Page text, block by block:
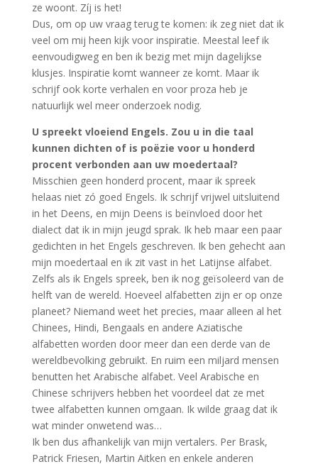
ze woont. Zíj is het!
Dus, om op uw vraag terug te komen: ik zeg niet dat ik
veel om mij heen kijk voor inspiratie. Meestal leef ik
eenvoudigweg en ben ik bezig met mijn dagelijkse
klusjes. Inspiratie komt wanneer ze komt. Maar ik
schrijf ook korte verhalen en voor proza heb je
natuurlijk wel meer onderzoek nodig.
U spreekt vloeiend Engels. Zou u in die taal
kunnen dichten of is poëzie voor u honderd
procent verbonden aan uw moedertaal?
Misschien geen honderd procent, maar ik spreek
helaas niet zó goed Engels. Ik schrijf vrijwel uitsluitend
in het Deens, en mijn Deens is beïnvloed door het
dialect dat ik in mijn jeugd sprak. Ik heb maar een paar
gedichten in het Engels geschreven. Ik ben gehecht aan
mijn moedertaal en ik zit vast in het Latijnse alfabet.
Zelfs als ik Engels spreek, ben ik nog geïsoleerd van de
helft van de wereld. Hoeveel alfabetten zijn er op onze
planeet? Niemand weet het precies, maar alleen al het
Chinees, Hindi, Bengaals en andere Aziatische
alfabetten worden door meer dan een derde van de
wereldbevolking gebruikt. En ruim een miljard mensen
benutten het Arabische alfabet. Veel Arabische en
Chinese schrijvers hebben het voordeel dat ze met
twee alfabetten kunnen omgaan. Ik wilde graag dat ik
wat minder onwetend was…
Ik ben dus afhankelijk van mijn vertalers. Per Brask,
Patrick Friesen, Martin Aitken en enkele anderen